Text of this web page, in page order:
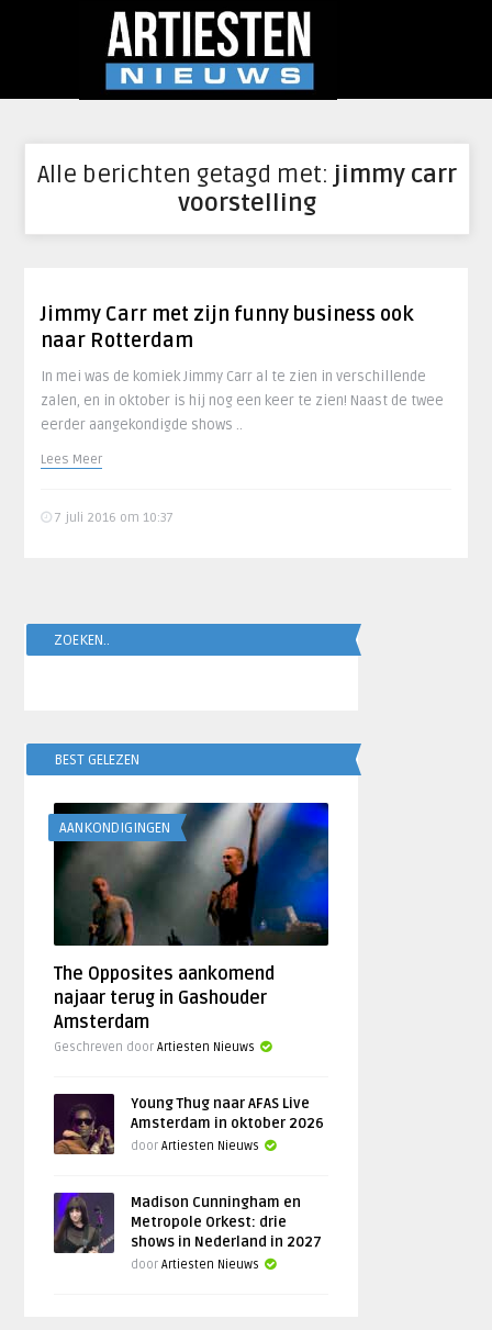
Alle berichten getagd met: jimmy carr
voorstelling
Jimmy Carr met zijn funny business ook
naar Rotterdam
In mei was de komiek Jimmy Carr al te zien in verschillende
zalen, en in oktober is hij nog een keer te zien! Naast de twee
eerder aangekondigde shows ..
Lees Meer
7 juli 2016 om 10:37
ZOEKEN..
BEST GELEZEN
AANKONDIGINGEN
The Opposites aankomend
najaar terug in Gashouder
Amsterdam
Geschreven doorArtiesten Nieuws
Young Thug naar AFAS Live
Amsterdam in oktober 2026
doorArtiesten Nieuws
Madison Cunningham en
Metropole Orkest: drie
shows in Nederland in 2027
doorArtiesten Nieuws